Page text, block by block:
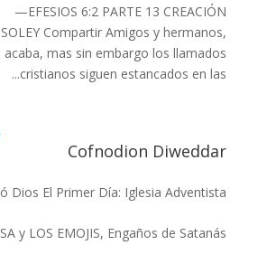
—EFESIOS 6:2 PARTE 13 CREACIÓN
Compartir Amigos y hermanos,
mas sin embargo los llamados
cristianos siguen estancados en las...
Cofnodion Diweddar
Dios El Primer Día: Iglesia Adventista
y LOS EMOJIS, Engaños de Satanás